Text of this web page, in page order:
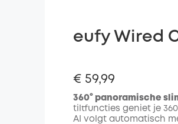
eufy Wired
€ 59,99
360° panoramische
tiltfuncties geniet je
AI volgt automatisch